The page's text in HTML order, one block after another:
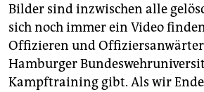
Bilder sind inzwischen alle
sich noch immer ein Video
Offizieren und
Hamburger
Kampftraining gibt. Als wir